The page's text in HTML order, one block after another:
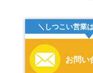
＼しつこい営業
お問い